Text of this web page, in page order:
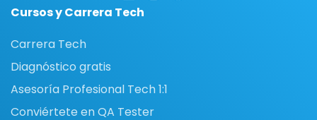
Cursos y Carrera Tech
Carrera Tech
Diagnóstico gratis
Asesoría Profesional Tech 1:1
Conviértete en QA Tester